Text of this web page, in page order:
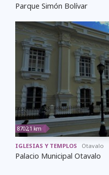
Parque Simón Bolívar
8702,1 km
IGLESIAS Y TEMPLOS Otavalo
Palacio Municipal Otavalo